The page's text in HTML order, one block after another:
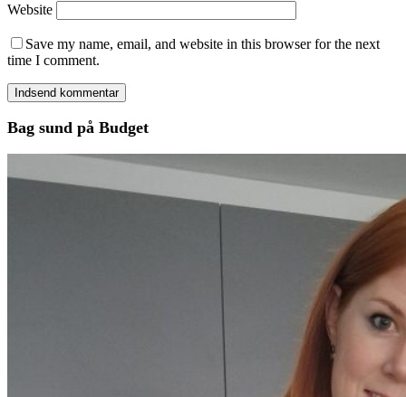
Website
Save my name, email, and website in this browser for the next
time I comment.
Bag sund på Budget